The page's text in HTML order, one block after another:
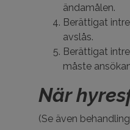
ändamålen.
Berättigat
avslås.
Berättigat
måste
När
(Se även